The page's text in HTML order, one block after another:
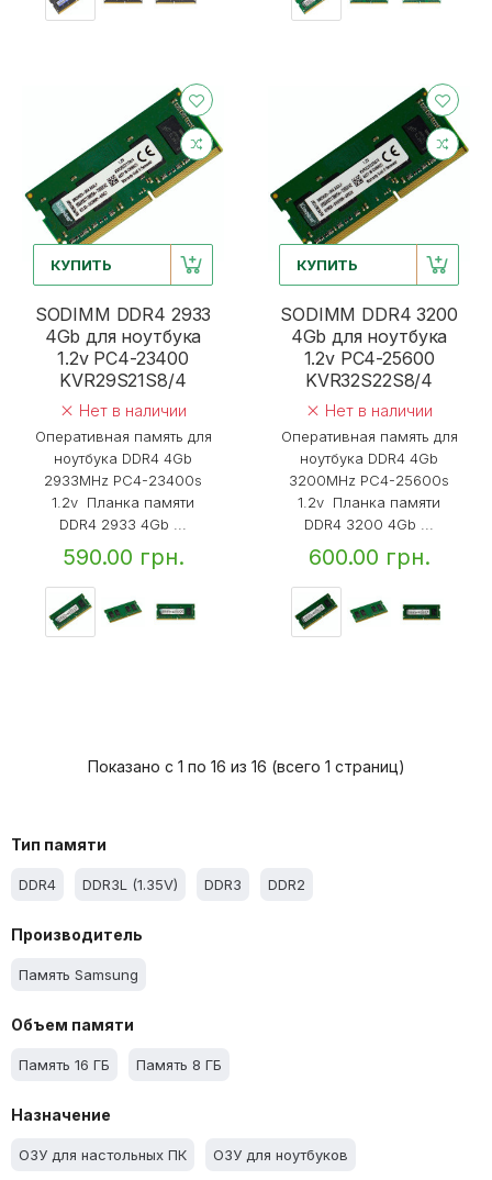
КУПИТЬ
SODIMM DDR4 2933
4Gb для ноутбука
1.2v PC4-23400
KVR29S21S8/4
Нет в наличии
Оперативная память для
ноутбука DDR4 4Gb
2933MHz PC4-23400s
1.2v Планка памяти
DDR4 2933 4Gb ...
590.00 грн.
КУПИТЬ
SODIMM DDR4 3200
4Gb для ноутбука
1.2v PC4-25600
KVR32S22S8/4
Нет в наличии
Оперативная память для
ноутбука DDR4 4Gb
3200MHz PC4-25600s
1.2v Планка памяти
DDR4 3200 4Gb ...
600.00 грн.
Показано с 1 по 16 из 16 (всего 1 страниц)
Тип памяти
DDR4 DDR3L (1.35V) DDR3 DDR2
Производитель
Память Samsung
Объем памяти
Память 16 ГБ Память 8 ГБ
Назначение
ОЗУ для настольных ПК ОЗУ для ноутбуков